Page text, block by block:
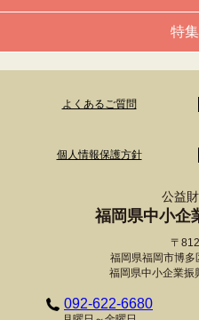
特
よくあるご質問
個人情報保護方針
公益
福岡県中小企
〒
福岡県福岡市博
福岡県中小企業振
092-622-6680